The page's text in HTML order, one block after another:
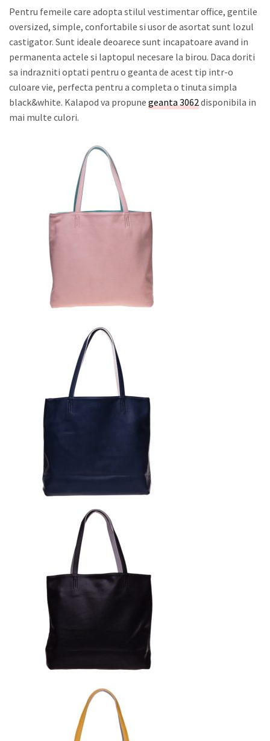
Pentru femeile care adopta stilul vestimentar office, gentile
oversized, simple, confortabile si usor de asortat sunt lozul
castigator. Sunt ideale deoarece sunt incapatoare avand in
permanenta actele si laptopul necesare la birou. Daca doriti
sa indrazniti optati pentru o geanta de acest tip intr-o
culoare vie, perfecta pentru a completa o tinuta simpla
black&white. Kalapod va propune geanta 3062disponibila in
mai multe culori.